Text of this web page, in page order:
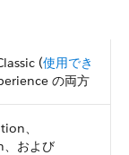
(使用でき
の両方
、
および